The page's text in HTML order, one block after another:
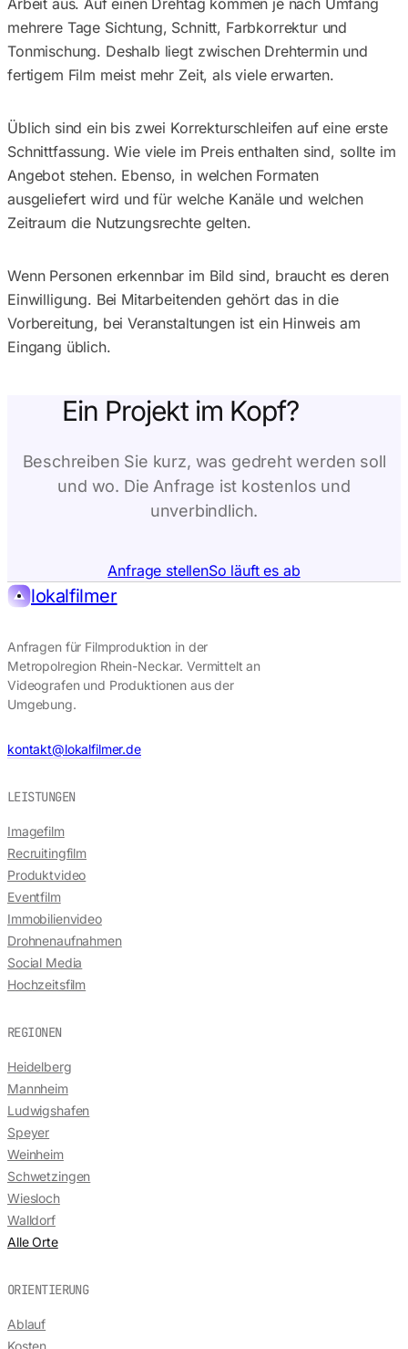
mehrere Tage Sichtung, Schnitt, Farbkorrektur und
Tonmischung. Deshalb liegt zwischen Drehtermin und
fertigem Film meist mehr Zeit, als viele erwarten.
Üblich sind ein bis zwei Korrekturschleifen auf eine erste
Schnittfassung. Wie viele im Preis enthalten sind, sollte im
Angebot stehen. Ebenso, in welchen Formaten
ausgeliefert wird und für welche Kanäle und welchen
Zeitraum die Nutzungsrechte gelten.
Wenn Personen erkennbar im Bild sind, braucht es deren
Einwilligung. Bei Mitarbeitenden gehört das in die
Vorbereitung, bei Veranstaltungen ist ein Hinweis am
Eingang üblich.
Ein Projekt im Kopf?
Beschreiben Sie kurz, was gedreht werden soll
und wo. Die Anfrage ist kostenlos und
unverbindlich.
Anfrage stellenSo läuft es ab
lokalfilmer
Anfragen für Filmproduktion in der
Metropolregion Rhein-Neckar. Vermittelt an
Videografen und Produktionen aus der
Umgebung.
kontakt@lokalfilmer.de
LEISTUNGEN
Imagefilm
Recruitingfilm
Produktvideo
Eventfilm
Immobilienvideo
Drohnenaufnahmen
Social Media
Hochzeitsfilm
REGIONEN
Heidelberg
Mannheim
Ludwigshafen
Speyer
Weinheim
Schwetzingen
Wiesloch
Walldorf
Alle Orte
ORIENTIERUNG
Ablauf